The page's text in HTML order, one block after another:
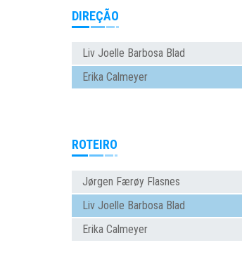
DIREÇÃO
Liv Joelle Barbosa Blad
Erika Calmeyer
ROTEIRO
Jørgen Færøy Flasnes
Liv Joelle Barbosa Blad
Erika Calmeyer